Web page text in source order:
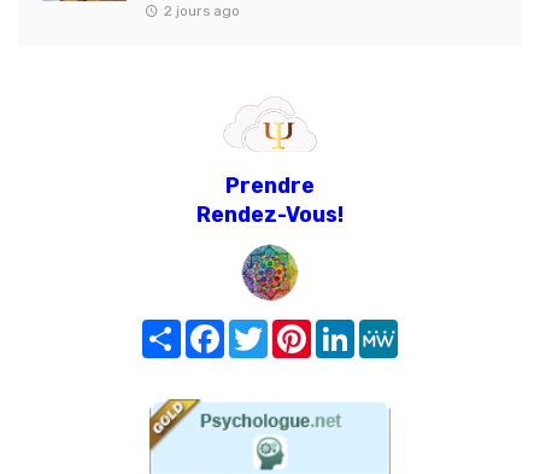
2 jours ago
Prendre
Rendez-Vous!
Share FacebookTwitterPinterest
LinkedIn